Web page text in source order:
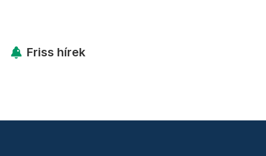
Friss hírek